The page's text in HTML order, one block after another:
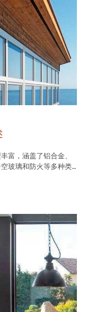
富，涵盖了铝合金、
玻璃和防火等多种类